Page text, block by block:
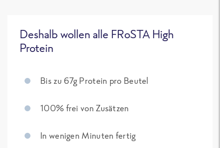
Deshalb wollen alle FRoSTA High
Protein
Bis zu 67g Protein pro Beutel
100% frei von Zusätzen
In wenigen Minuten fertig